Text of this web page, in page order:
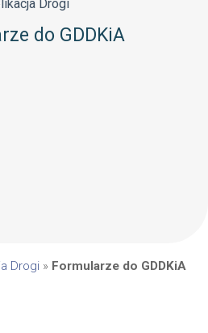
Drogi
do GDDKiA
Drogi » Formularze do GDDKiA